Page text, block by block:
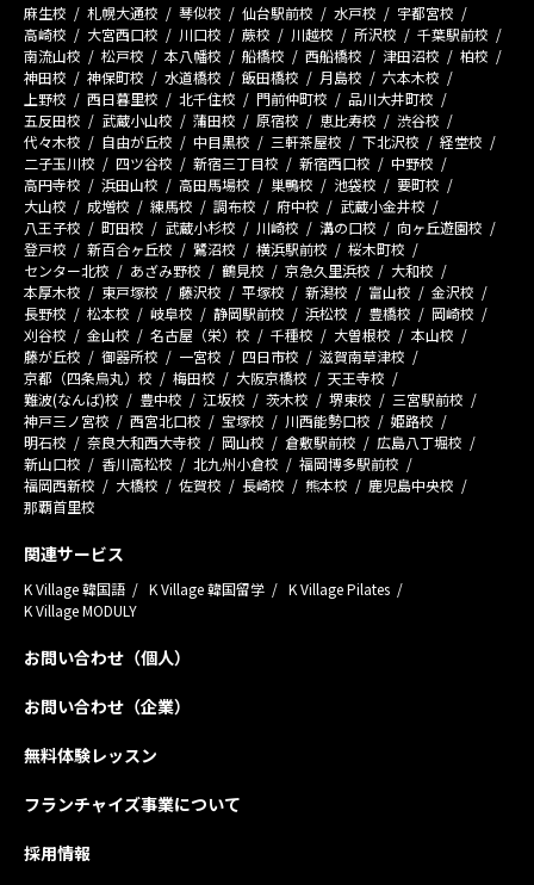
麻生校 札幌大通校 琴似校 仙台駅前校 水戸校
宇都宮校
高崎校
大宮西口校 川口校 蕨校 川越校 所沢校
千葉駅前校
南流山校
松戸校 本八幡校 船橋校 西船橋校 津田沼校
柏校
神田校
神保町校 水道橋校 飯田橋校 月島校
六本木校
上野校
西日暮里校 北千住校 門前仲町校
品川大井町校
五反田校
武蔵小山校 蒲田校 原宿校 恵比寿校
渋谷校
代々木校
自由が丘校 中目黒校 三軒茶屋校 下北沢校
経堂校
二子玉川校
四ツ谷校 新宿三丁目校 新宿西口校
中野校
高円寺校
浜田山校 高田馬場校 巣鴨校 池袋校
要町校
大山校
成増校 練馬校 調布校 府中校
武蔵小金井校
八王子校
町田校 武蔵小杉校 川崎校 溝の口校
向ヶ丘遊園校
登戸校
新百合ヶ丘校 鷺沼校 横浜駅前校
桜木町校
センター北校
あざみ野校 鶴見校 京急久里浜校
大和校
本厚木校
東戸塚校 藤沢校 平塚校 新潟校 富山校
金沢校
長野校
松本校 岐阜校 静岡駅前校 浜松校 豊橋校
岡崎校
刈谷校
金山校 名古屋（栄）校 千種校 大曽根校
本山校
藤が丘校
御器所校 一宮校 四日市校
滋賀南草津校
京都（四条烏丸）校
梅田校 大阪京橋校
天王寺校
難波(なんば)校
豊中校 江坂校 茨木校 堺東校
三宮駅前校
神戸三ノ宮校
西宮北口校 宝塚校 川西能勢口校
姫路校
明石校
奈良大和西大寺校 岡山校 倉敷駅前校
広島八丁堀校
新山口校
香川高松校 北九州小倉校
福岡博多駅前校
福岡西新校
大橋校 佐賀校 長崎校 熊本校
鹿児島中央校
那覇首里校
関連サービス
K Village 韓国語 K Village 韓国留学
K Village Pilates
K Village MODULY
お問い合わせ（個人）
お問い合わせ（企業）
無料体験レッスン
フランチャイズ事業について
採用情報